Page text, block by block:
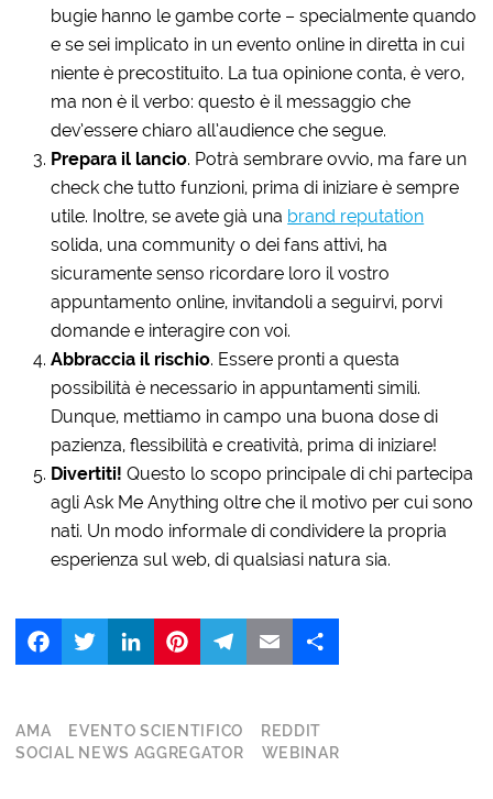
bugie hanno le gambe corte – specialmente quando
e se sei implicato in un evento online in diretta in cui
niente è precostituito. La tua opinione conta, è vero,
ma non è il verbo: questo è il messaggio che
dev’essere chiaro all’audience che segue.
Prepara il lancio. Potrà sembrare ovvio, ma fare un
check che tutto funzioni, prima di iniziare è sempre
utile. Inoltre, se avete già una brand reputation
solida, una community o dei fans attivi, ha
sicuramente senso ricordare loro il vostro
appuntamento online, invitandoli a seguirvi, porvi
domande e interagire con voi.
Abbraccia il rischio. Essere pronti a questa
possibilità è necessario in appuntamenti simili.
Dunque, mettiamo in campo una buona dose di
pazienza, flessibilità e creatività, prima di iniziare!
Divertiti!Questo lo scopo principale di chi partecipa
agli Ask Me Anything oltre che il motivo per cui sono
nati. Un modo informale di condividere la propria
esperienza sul web, di qualsiasi natura sia.
FacebookTwitter LinkedIn
AMA EVENTO SCIENTIFICO
REDDIT
SOCIAL NEWS AGGREGATOR
WEBINAR